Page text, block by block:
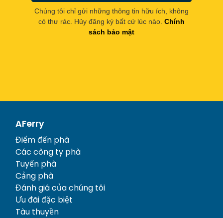
Chúng tôi chỉ gửi những thông tin hữu ích, không
có thư rác. Hủy đăng ký bất cứ lúc nào. Chính
sách bảo mật
AFerry
Điểm đến phà
Các công ty phà
Tuyến phà
Cảng phà
Đánh giá của chúng tôi
Ưu đãi đặc biệt
Tàu thuyền